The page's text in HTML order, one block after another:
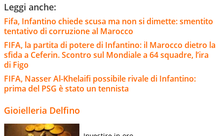
Leggi anche:
Fifa, Infantino chiede scusa ma non si dimette: smentito
tentativo di corruzione al Marocco
FIFA, la partita di potere di Infantino: il Marocco dietro la
sfida a Ceferin. Scontro sul Mondiale a 64 squadre, l’ira
di Figo
FIFA, Nasser Al-Khelaifi possibile rivale di Infantino:
prima del PSG è stato un tennista
Gioielleria Delfino